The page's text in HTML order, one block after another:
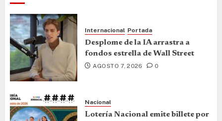
Internacional Portada
Desplome de la IA arrastra a
fondos estrella de Wall Street
AGOSTO 7, 2026 0
Nacional
Lotería Nacional emite billete por